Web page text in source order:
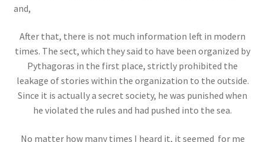
【数学・物理学・天文学で独自の領
域を開拓】
アーサー・コンプトン
【ガンマ線の散乱・吸収を研究｜粒子の波動性
and,
After that, there is not much information left in modern
times. The sect, which they said to have been organized by
Pythagoras in the first place, strictly prohibited the
leakage of stories within the organization to the outside.
Since it is actually a secret society, he was punished when
he violated the rules and had pushed into the sea.
No matter how many times I heard it, it seemed for me